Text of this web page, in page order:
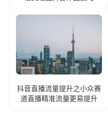
抖音直播流量提升之小众赛
道直播精准流量更易提升